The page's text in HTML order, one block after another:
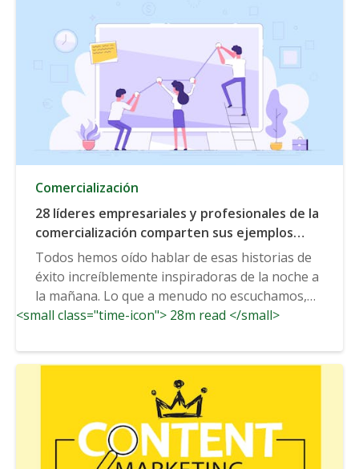
Comercialización
28 líderes empresariales y profesionales de la
comercialización comparten sus ejemplos
favoritos de avances específicos que
condujeron a un rápido crecimiento de los
negocios
Todos hemos oído hablar de esas historias de
éxito increíblemente inspiradoras de la noche a
la mañana. Lo que a menudo no escuchamos,
sin embargo,...
<small class="time-icon"> 28m read </small>